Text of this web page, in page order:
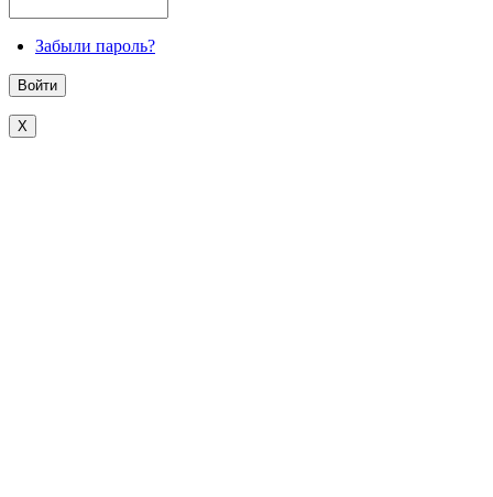
Забыли пароль?
X